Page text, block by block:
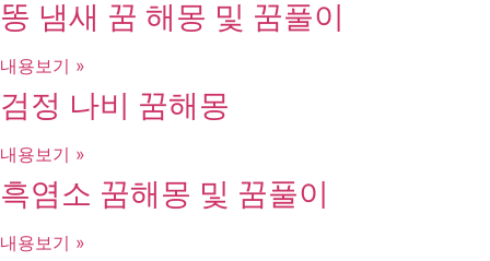
똥 냄새 꿈 해몽 및 꿈풀이
내용보기 »
검정 나비 꿈해몽
내용보기 »
흑염소 꿈해몽 및 꿈풀이
내용보기 »